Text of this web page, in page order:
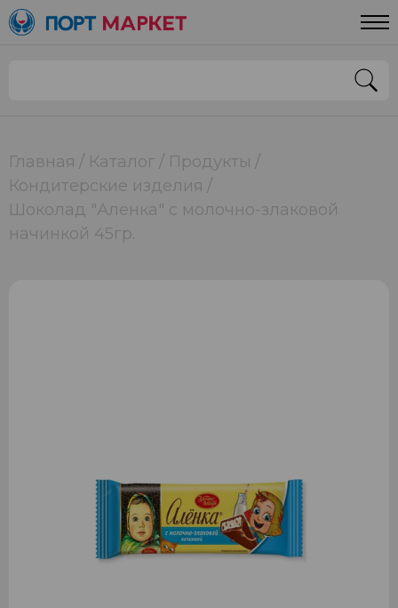
Главная Каталог
Продукты
Кондитерские изделия
Шоколад "Аленка" с молочно-злаковой
начинкой 45гр.